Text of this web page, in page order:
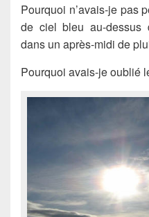
Pourquoi n’avais-je pas
de ciel bleu au-dessus
dans un après-midi de
Pourquoi avais-je oublié